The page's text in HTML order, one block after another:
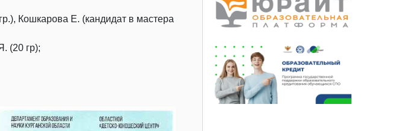
Кошкарова Е. (кандидат в мастера
(20 гр);